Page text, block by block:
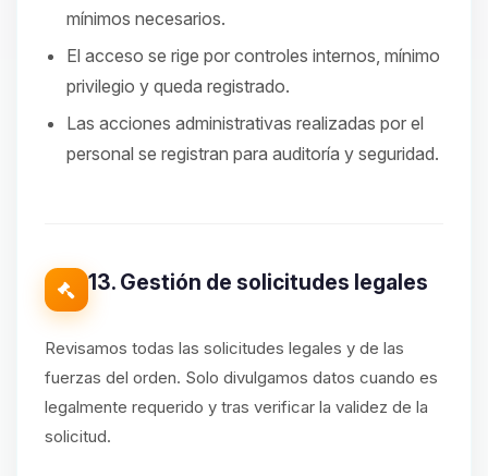
mínimos necesarios.
El acceso se rige por controles internos, mínimo
privilegio y queda registrado.
Las acciones administrativas realizadas por el
personal se registran para auditoría y seguridad.
13. Gestión de solicitudes legales
Revisamos todas las solicitudes legales y de las
fuerzas del orden. Solo divulgamos datos cuando es
legalmente requerido y tras verificar la validez de la
solicitud.